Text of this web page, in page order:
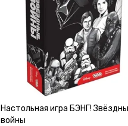
Настольная игра БЭНГ!
войны